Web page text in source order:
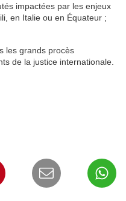
impactées par les enjeux
en Italie ou en Équateur ;
les grands procès
de la justice internationale.